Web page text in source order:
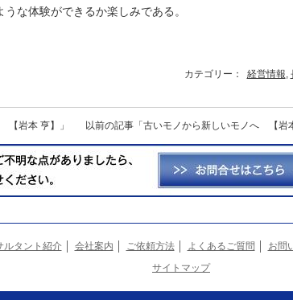
な体験ができるか楽しみである。
カテゴリー： 経営情報,
以前の記事「古いモノから新しいモノへ 【岩
岩本 亨】」
ルタント紹介 会社案内 ご依頼方法 よくあるご質問 お問
サイトマップ